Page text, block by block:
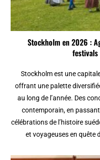
Stockholm en 2026 :
festivals
Stockholm est une
offrant une palette
au long de l’année. Des
contemporain, en
célébrations de l’histoire
et voyageuses en quête